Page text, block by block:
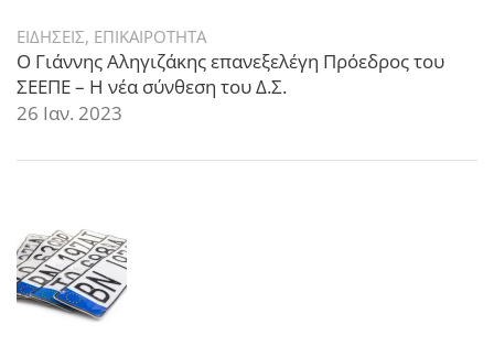
ΕΙΔΗΣΕΙΣ, ΕΠΙΚΑΙΡΟΤΗΤΑ
Ο Γιάννης Αληγιζάκης επανεξελέγη Πρόεδρος του
ΣΕΕΠΕ – Η νέα σύνθεση του Δ.Σ.
26 Ιαν. 2023